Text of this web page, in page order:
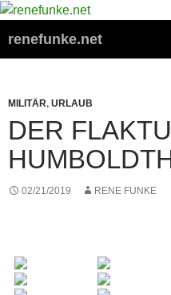
Zum
springen
renefunke.net
MILITÄR, URLAUB
DER
02/21/2019 RENE FUNKE